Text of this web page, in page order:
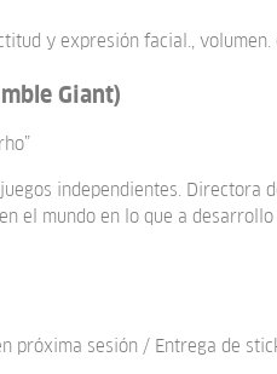
y expresión facial.,
Giant)
independientes. Directora
el mundo en lo que a
próxima sesión / Entrega de